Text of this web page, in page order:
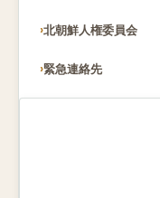
北朝鮮人権委員会
緊急連絡先